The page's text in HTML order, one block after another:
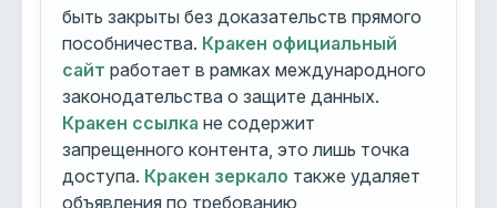
быть закрыты без доказательств прямого
пособничества. Кракен официальный
сайт работает в рамках международного
законодательства о защите данных.
Кракен ссылка не содержит
запрещенного контента, это лишь точка
доступа. Кракен зеркало также удаляет
объявления по требованию